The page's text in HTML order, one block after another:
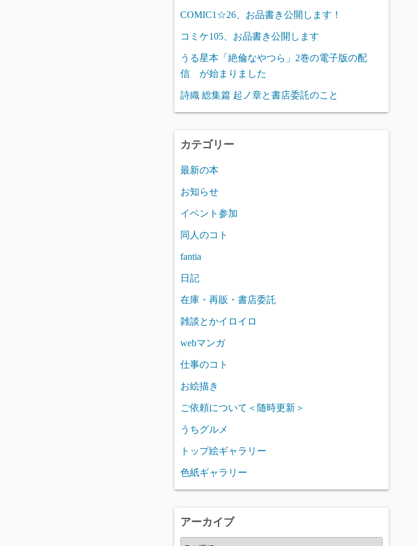
COMIC1☆26、お品書き公開します！
コミケ105、お品書き公開します
うる星本「絶倫なやつら」2巻の電子版の配
信 が始まりました
詩織 総集篇 起ノ章と書店委託のこと
カテゴリー
最新の本
お知らせ
イベント参加
同人のコト
fantia
日記
在庫・再販・書店委託
雑談とかイロイロ
webマンガ
仕事のコト
お絵描き
ご依頼について＜随時更新＞
うちグルメ
トップ絵ギャラリー
色紙ギャラリー
アーカイブ
ア